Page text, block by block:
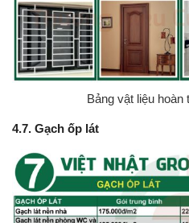
Bảng vật liệu hoàn
4.7. Gạch ốp lát